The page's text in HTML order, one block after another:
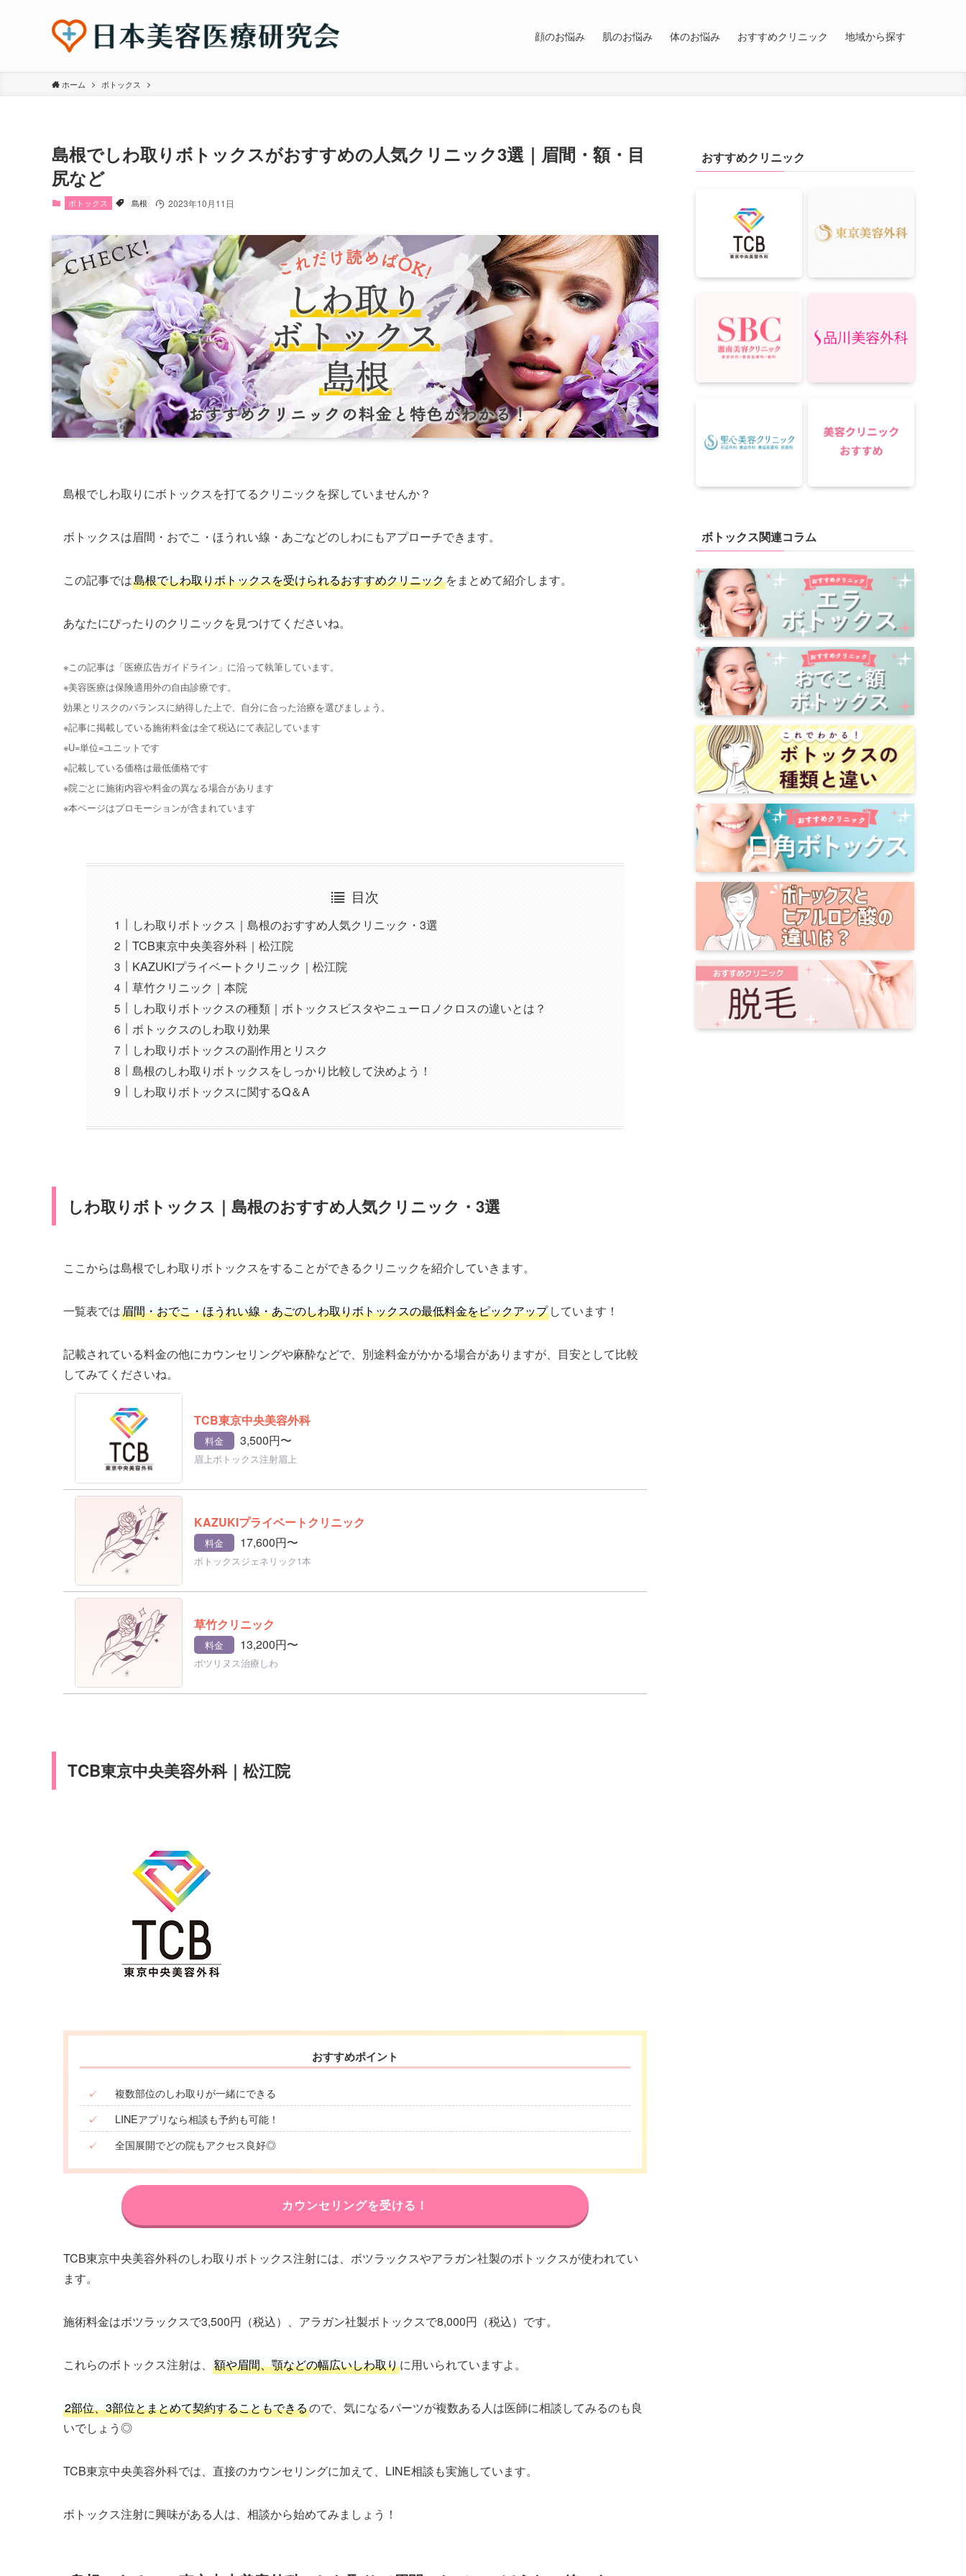
顔のお悩み 肌のお悩み 体のお悩み おすすめクリニック 地域から探す
ホーム ボトックス
島根でしわ取りボトックスがおすすめの人気クリニック3選｜眉間・額・目
尻など
ボトックス 島根 2023年10月11日
島根でしわ取りにボトックスを打てるクリニックを探していませんか？
ボトックスは眉間・おでこ・ほうれい線・あごなどのしわにもアプローチできます。
この記事では島根でしわ取りボトックスを受けられるおすすめクリニックをまとめて紹介します。
あなたにぴったりのクリニックを見つけてくださいね。
※この記事は「医療広告ガイドライン」に沿って執筆しています。
※美容医療は保険適用外の自由診療です。
効果とリスクのバランスに納得した上で、自分に合った治療を選びましょう。
※記事に掲載している施術料金は全て税込にて表記しています
※U=単位=ユニットです
※記載している価格は最低価格です
※院ごとに施術内容や料金の異なる場合があります
※本ページはプロモーションが含まれています
目次
しわ取りボトックス｜島根のおすすめ人気クリニック・3選
TCB東京中央美容外科｜松江院
KAZUKIプライベートクリニック｜松江院
草竹クリニック｜本院
しわ取りボトックスの種類｜ボトックスビスタやニューロノクロスの違いとは？
ボトックスのしわ取り効果
しわ取りボトックスの副作用とリスク
島根のしわ取りボトックスをしっかり比較して決めよう！
しわ取りボトックスに関するQ＆A
しわ取りボトックス｜島根のおすすめ人気クリニック・3選
ここからは島根でしわ取りボトックスをすることができるクリニックを紹介していきます。
一覧表では眉間・おでこ・ほうれい線・あごのしわ取りボトックスの最低料金をピックアップ しています！
記載されている料金の他にカウンセリングや麻酔などで、別途料金がかかる場合がありますが、目安として比較
してみてくださいね。
TCB東京中央美容外科
料金 3,500円〜
眉上ボトックス注射眉上
KAZUKIプライベートクリニック
料金 17,600円〜
ボトックスジェネリック1本
草竹クリニック
料金 13,200円〜
ボツリヌス治療しわ
TCB東京中央美容外科｜松江院
おすすめポイント
✓
複数部位のしわ取りが一緒にできる
✓
LINEアプリなら相談も予約も可能！
✓
全国展開でどの院もアクセス良好◎
カウンセリングを受ける！
TCB東京中央美容外科のしわ取りボトックス注射には、ボツラックスやアラガン社製のボトックスが使われてい
ます。
施術料金はボツラックスで3,500円（税込）、アラガン社製ボトックスで8,000円（税込）です。
これらのボトックス注射は、 額や眉間、顎などの幅広いしわ取りに用いられていますよ。
2部位、3部位とまとめて契約することもできるので、気になるパーツが複数ある人は医師に相談してみるのも良
いでしょう◎
TCB東京中央美容外科では、直接のカウンセリングに加えて、LINE相談も実施しています。
ボトックス注射に興味がある人は、相談から始めてみましょう！
おすすめクリニック
ボトックス関連コラム